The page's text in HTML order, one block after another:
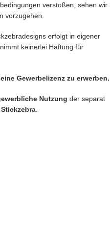
verstoßen, sehen wir
vorzugehen.
erfolgt in eigener
keinerlei Haftung für
Gewerbelizenz zu erwerben.
Nutzung der separat
Stickzebra